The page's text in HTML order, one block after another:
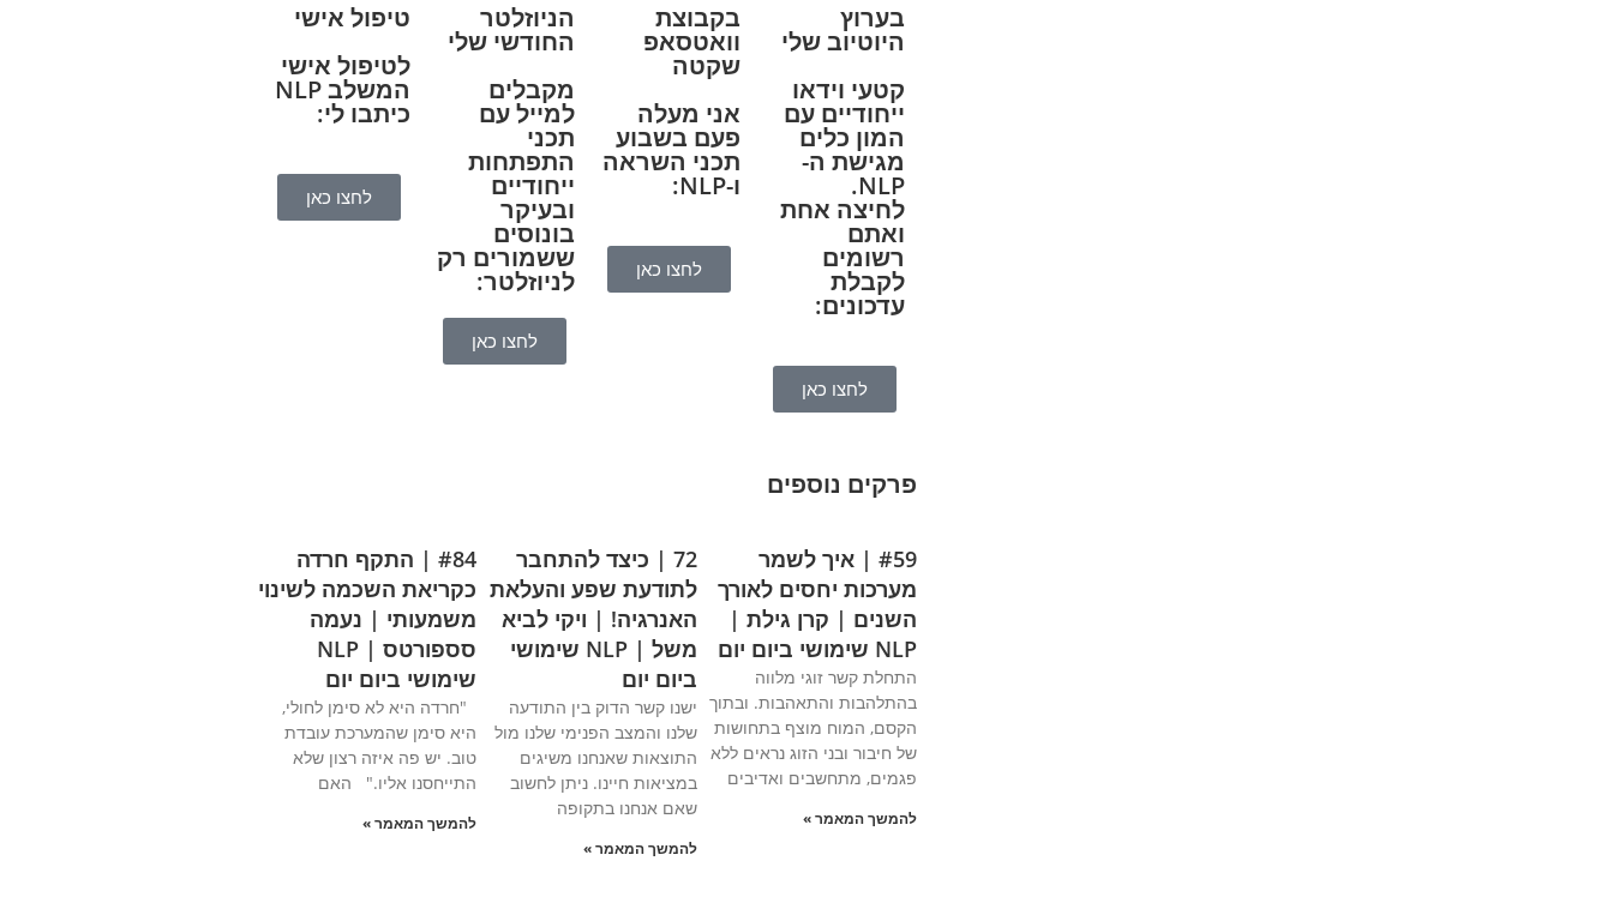
בערוץ
היוטיוב שלי
קטעי וידאו
ייחודיים עם
המון כלים
מגישת ה-
NLP.
לחיצה אחת
ואתם
רשומים
לקבלת
עדכונים:
לחצו כאן
בקבוצת
וואטסאפ
שקטה
אני מעלה
פעם בשבוע
תכני השראה
ו-NLP:
לחצו כאן
הניוזלטר
החודשי שלי
מקבלים
למייל עם
תכני
התפתחות
ייחודיים
ובעיקר
בונוסים
ששמורים רק
לניוזלטר:
לחצו כאן
טיפול אישי
לטיפול אישי
המשלב NLP
כיתבו לי:
לחצו כאן
פרקים נוספים
#59 | איך לשמר
מערכות יחסים לאורך
השנים | קרן גילת |
NLP שימושי ביום יום
התחלת קשר זוגי מלווה
בהתלהבות והתאהבות. ובתוך
הקסם, המוח מוצף בתחושות
של חיבור ובני הזוג נראים ללא
פגמים, מתחשבים ואדיבים
להמשך המאמר »
72 | כיצד להתחבר
לתודעת שפע והעלאת
האנרגיה! | ויקי לביא
משל | NLP שימושי
ביום יום
ישנו קשר הדוק בין התודעה
שלנו והמצב הפנימי שלנו מול
התוצאות שאנחנו משיגים
במציאות חיינו. ניתן לחשוב
שאם אנחנו בתקופה
להמשך המאמר »
#84 | התקף חרדה
כקריאת השכמה לשינוי
משמעותי | נעמה
סספורטס | NLP
שימושי ביום יום
"חרדה היא לא סימן לחולי,
היא סימן שהמערכת עובדת
טוב. יש פה איזה רצון שלא
התייחסנו אליו." האם
להמשך המאמר »